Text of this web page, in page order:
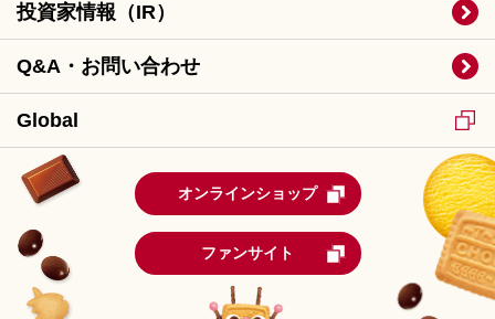
投資家情報（IR）
Q&A・お問い合わせ
Global
オンラインショップ
ファンサイト